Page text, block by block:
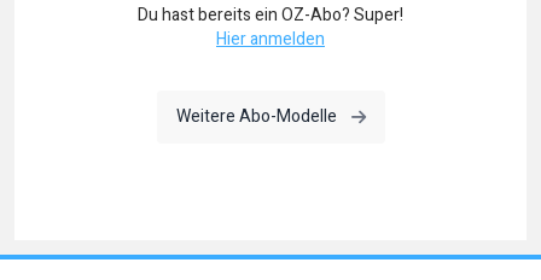
Du hast bereits ein OZ-Abo? Super!
Hier anmelden
Weitere Abo-Modelle